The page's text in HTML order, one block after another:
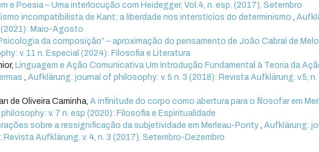
e Poesia – Uma interlocução com Heidegger, Vol.4, n. esp. (2017), Setembro
incompatibilista de Kant: a liberdade nos interstícios do determinismo,
(2021): Maio-Agosto
da composição” – aproximação do pensamento de João Cabral de
v. 11 n. Especial (2024): Filosofia e Literatura
Linguagem e Ação Comunicativa Um Introdução Fundamental à Teoria da
,Aufklärung: journal of philosophy: v. 5 n. 3 (2018): Revista Aufklärung. v.5, n.
de Oliveira Caminha,A infinitude do corpo como abertura para o filosofar em
v. 7 n. esp (2020): Filosofia e Espiritualidade
sobre a ressignificação da subjetividade em Merleau-Ponty,Aufklärung:
Aufklärung. v. 4, n. 3 (2017), Setembro-Dezembro